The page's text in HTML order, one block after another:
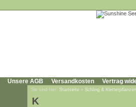
Unsere AGB Versandkosten Vertrag
Sie sind hier: Startseite » Schling & Kletterpflanzen
K